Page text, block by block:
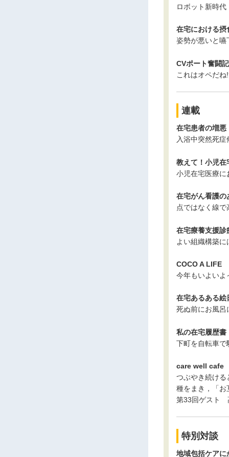
ロボット新時
在宅における
姿勢が悪いと嚥
CVポート奮闘
これはオペだ
連載
在宅患者の増
入浴中突然死
教えて！小児
小児在宅医療
在宅がん看護
点ではなく線
在宅療養支援
よい組織構築
COCO A LIFE
今年もいよいよ
在宅あるある
死ぬ前にお風呂
私の在宅履歴
下町を自転車で
care well cafe
つぶやき続ける
種をまき，「お
第33回ゲスト
特別対談
地域包括ケアに